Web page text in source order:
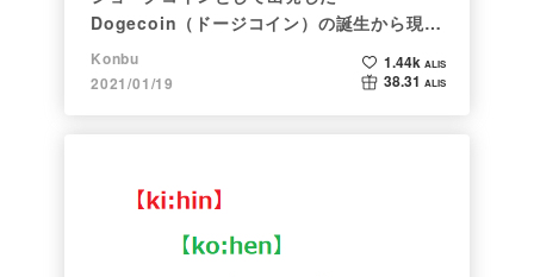
Dogecoin（ドージコイン）の誕生から現在
まで。注目される非証券性🐶
Konbu
2021/01/19
1.44k ALIS
38.31 ALIS